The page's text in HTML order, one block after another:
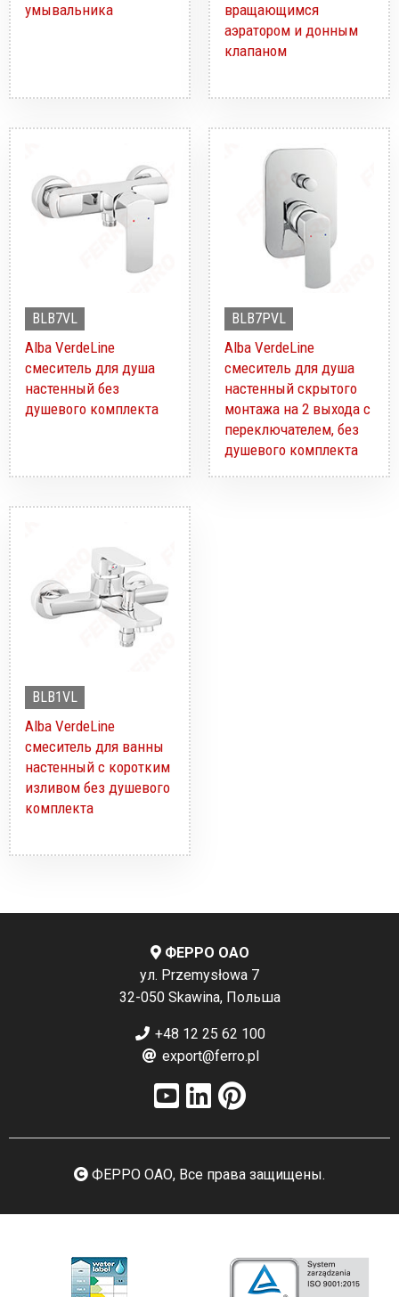
умывальника
вращающимся
аэратором и донным
клапаном
BLB7VL
Alba VerdeLine
смеситель для душа
настенный без
душевого комплекта
BLB7PVL
Alba VerdeLine
смеситель для душа
настенный скрытого
монтажа на 2 выхода с
переключателем, без
душевого комплекта
BLB1VL
Alba VerdeLine
смеситель для ванны
настенный с коротким
изливом без душевого
комплекта
ФЕРРО ОАО
ул. Przemysłowa 7
32-050 Skawina, Польша
+48 12 25 62 100
export@ferro.pl
ФЕРРО ОАО, Все права защищены.